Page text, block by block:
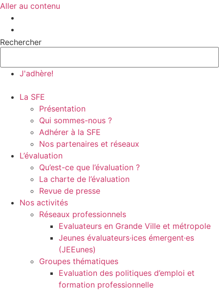
Aller au contenu
Rechercher
J'adhère!
La SFE
Présentation
Qui sommes-nous ?
Adhérer à la SFE
Nos partenaires et réseaux
L’évaluation
Qu’est-ce que l’évaluation ?
La charte de l’évaluation
Revue de presse
Nos activités
Réseaux professionnels
Evaluateurs en Grande Ville et métropole
Jeunes évaluateurs·ices émergent·es
(JEEunes)
Groupes thématiques
Evaluation des politiques d’emploi et
formation professionnelle